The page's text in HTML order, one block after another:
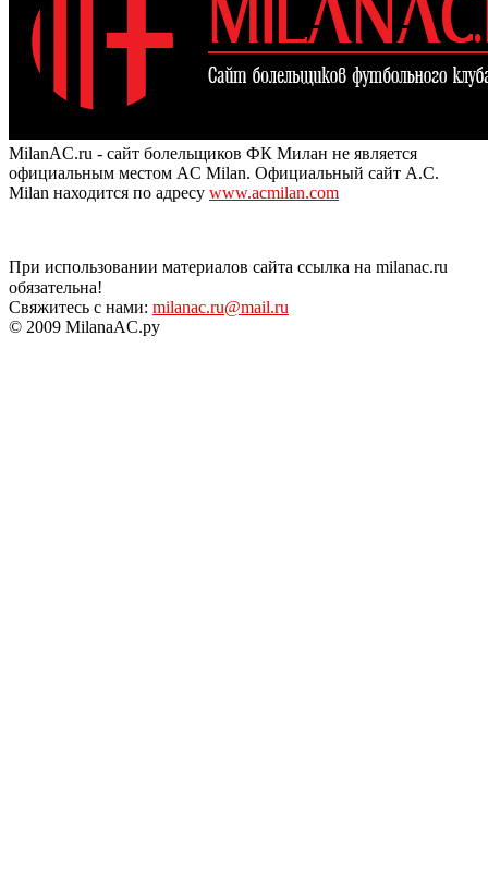
MilanAC.ru - сайт болельщиков ФК Милан не является
официальным местом AC Milan. Официальный сайт A.C.
Milan находится по адресу www.acmilan.com
При использовании материалов сайта ссылка на milanac.ru
обязательна!
Свяжитесь с нами: milanac.ru@mail.ru
© 2009 MilanaAC.ру